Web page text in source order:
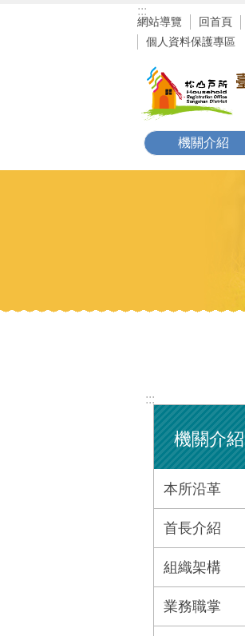
:::
網站導覽 回首頁
個人資料保護專區
機關介紹
:::
機關介紹
本所沿革
首長介紹
組織架構
業務職掌